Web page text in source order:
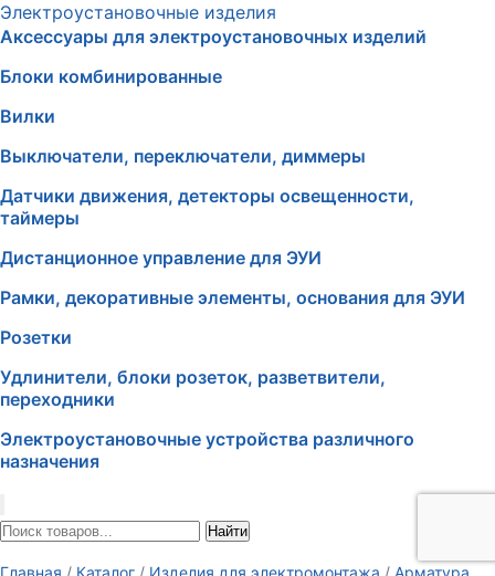
Электроустановочные изделия
Аксессуары для электроустановочных изделий
Блоки комбинированные
Вилки
Выключатели, переключатели, диммеры
Датчики движения, детекторы освещенности,
таймеры
Дистанционное управление для ЭУИ
Рамки, декоративные элементы, основания для ЭУИ
Розетки
Удлинители, блоки розеток, разветвители,
переходники
Электроустановочные устройства различного
назначения
Найти
Главная / Каталог / Изделия для электромонтажа / Арматура